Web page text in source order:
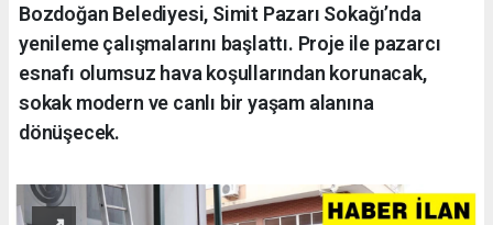
Bozdoğan Belediyesi, Simit Pazarı Sokağı’nda
yenileme çalışmalarını başlattı. Proje ile pazarcı
esnafı olumsuz hava koşullarından korunacak,
sokak modern ve canlı bir yaşam alanına
dönüşecek.